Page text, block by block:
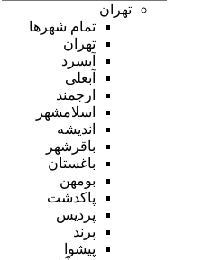
تهران
تمام شهر‌ها
تهران
آبسرد
آبعلی
ارجمند
اسلامشهر
اندیشه
باقرشهر
باغستان
بومهن
پاکدشت
پردیس
پرند
پیشوا